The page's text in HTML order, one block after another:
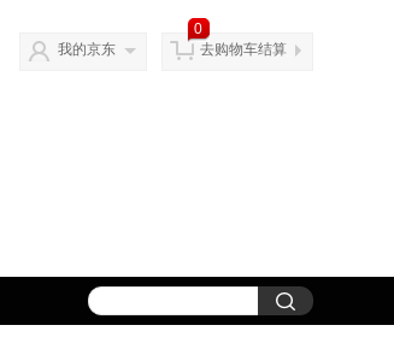
我的京东
0
去购物车结算